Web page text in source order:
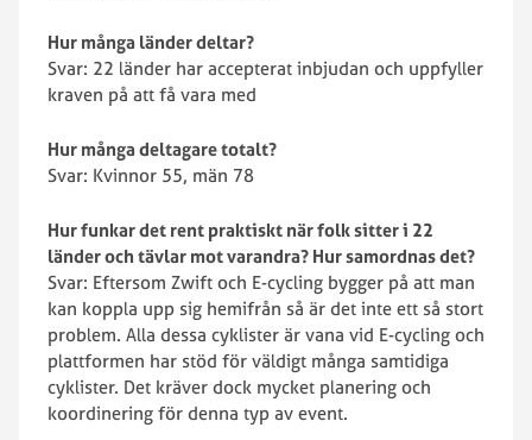
Hur många länder deltar?
Svar: 22 länder har accepterat inbjudan och uppfyller
kraven på att få vara med
Hur många deltagare totalt?
Svar: Kvinnor 55, män 78
Hur funkar det rent praktiskt när folk sitter i 22
länder och tävlar mot varandra? Hur samordnas det?
Svar: Eftersom Zwift och E-cycling bygger på att man
kan koppla upp sig hemifrån så är det inte ett så stort
problem. Alla dessa cyklister är vana vid E-cycling och
plattformen har stöd för väldigt många samtidiga
cyklister. Det kräver dock mycket planering och
koordinering för denna typ av event.